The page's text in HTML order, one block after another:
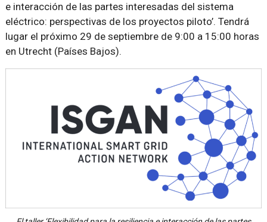
e interacción de las partes interesadas del sistema
eléctrico: perspectivas de los proyectos piloto’. Tendrá
lugar el próximo 29 de septiembre de 9:00 a 15:00 horas
en Utrecht (Países Bajos).